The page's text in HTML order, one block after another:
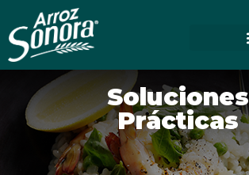
Soluciones
Prácticas